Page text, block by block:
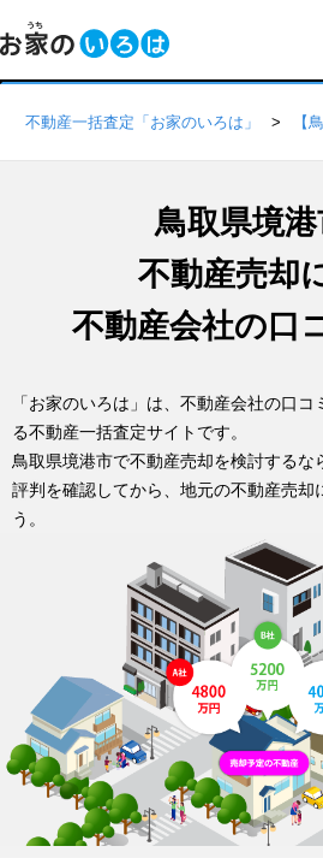
不動産一括査定「お家のいろは」 【
鳥取県境
不動産売却
不動産会社の口
「お家のいろは」は、不動産会社の口
る不動産一括査定サイトです。
鳥取県境港市で不動産売却を検討するな
評判を確認してから、地元の不動産売却
う。